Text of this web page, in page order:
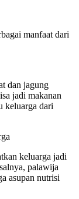
manfaat dari
dan jagung
jadi makanan
keluarga dari
keluarga jadi
palawija
asupan nutrisi